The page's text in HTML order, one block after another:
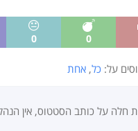
0
0
על: כל, אחת
חלה על כותב הסטטוס, אין